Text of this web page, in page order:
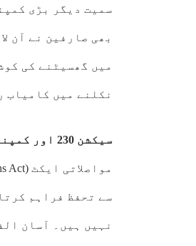
سمیت دیگر بڑی
بھی صارفین نے آن
میں گھسیٹنے کی
نکلنے میں کامیاب
سیکشن 230 اور کمپنیوں کا دفاع:
مواصلاتی ایکٹ (Communications Act) کا
سے تحفظ فراہم
نہیں ہیں۔ آسان